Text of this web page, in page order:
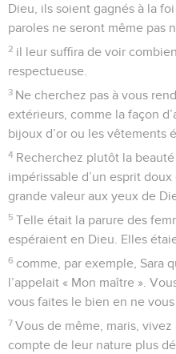
Dieu, ils soient gagnés à la
paroles ne seront même pas
2 il leur suffira de voir
respectueuse.
3 Ne cherchez pas à vous
extérieurs, comme la façon
bijoux d’or ou les vêtements
4 Recherchez plutôt la
impérissable d’un esprit
grande valeur aux yeux de
5 Telle était la parure des
espéraient en Dieu. Elles
6 comme, par exemple, Sara
l’appelait « Mon maître ».
vous faites le bien en ne
7 Vous de même, maris,
compte de leur nature plus